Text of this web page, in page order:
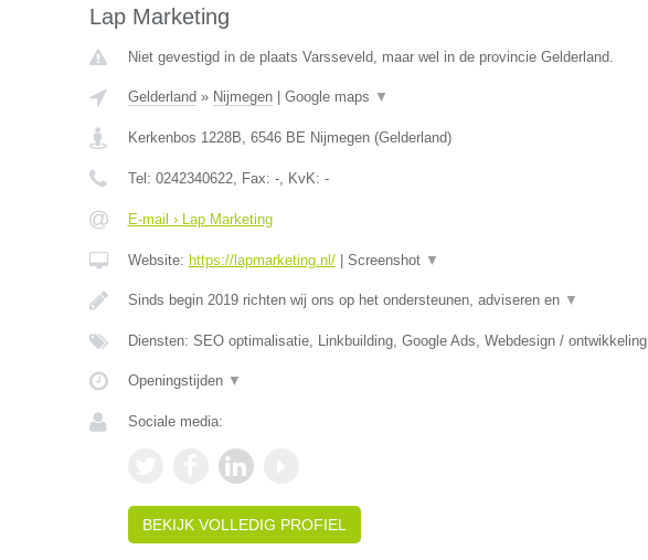
Lap Marketing
Niet gevestigd in de plaats Varsseveld, maar wel in de provincie Gelderland.
Gelderland » Nijmegen| Google maps ▼
Kerkenbos 1228B, 6546 BE Nijmegen(Gelderland)
Tel: 0242340622, Fax: -, KvK: -
E-mail › Lap Marketing
Website: https://lapmarketing.nl/| Screenshot ▼
Sinds begin 2019 richten wij ons op het ondersteunen, adviseren en ▼
Diensten: SEO optimalisatie, Linkbuilding, Google Ads, Webdesign / ontwikkeling
Openingstijden ▼
Sociale media:
BEKIJK VOLLEDIG PROFIEL